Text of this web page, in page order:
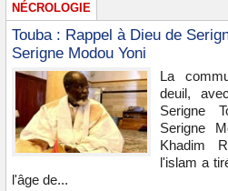
NÉCROLOGIE
Touba : Rappel à Dieu de
Serigne Modou Yoni
La
deuil,
Serigne
Serigne
Khadim
l'islam a
l'âge de...